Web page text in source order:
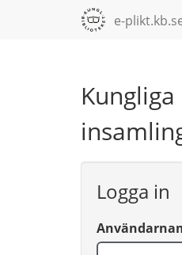
Gå direkt till
e-
Logga in